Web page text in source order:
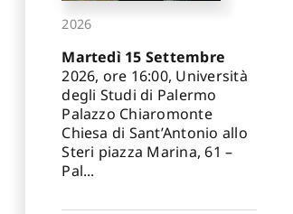
2026
Martedì 15 Settembre
2026, ore 16:00, Università
degli Studi di Palermo
Palazzo Chiaromonte
Chiesa di Sant’Antonio allo
Steri piazza Marina, 61 –
Pal...